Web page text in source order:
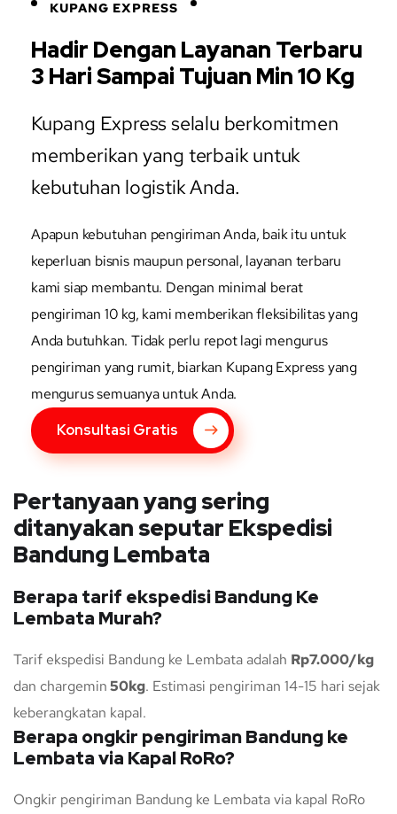
KUPANG EXPRESS
Hadir Dengan Layanan Terbaru
3 Hari Sampai Tujuan Min 10 Kg
Kupang Express selalu berkomitmen
memberikan yang terbaik untuk
kebutuhan logistik Anda.
Apapun kebutuhan pengiriman Anda, baik itu untuk
keperluan bisnis maupun personal, layanan terbaru
kami siap membantu. Dengan minimal berat
pengiriman 10 kg, kami memberikan fleksibilitas yang
Anda butuhkan. Tidak perlu repot lagi mengurus
pengiriman yang rumit, biarkan Kupang Express yang
mengurus semuanya untuk Anda.
Konsultasi Gratis
Pertanyaan yang sering
ditanyakan seputar Ekspedisi
Bandung Lembata
Berapa tarif ekspedisi Bandung Ke
Lembata Murah?
Tarif ekspedisi Bandung ke Lembata adalah Rp7.000/kg
dan chargemin50kg. Estimasi pengiriman 14-15 hari sejak
keberangkatan kapal.
Berapa ongkir pengiriman Bandung ke
Lembata via Kapal RoRo?
Ongkir pengiriman Bandung ke Lembata via kapal RoRo